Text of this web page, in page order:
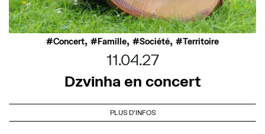
Concert, Famille, Société, Territoire
11.04.27
Dzvinha en concert
PLUS D'INFOS